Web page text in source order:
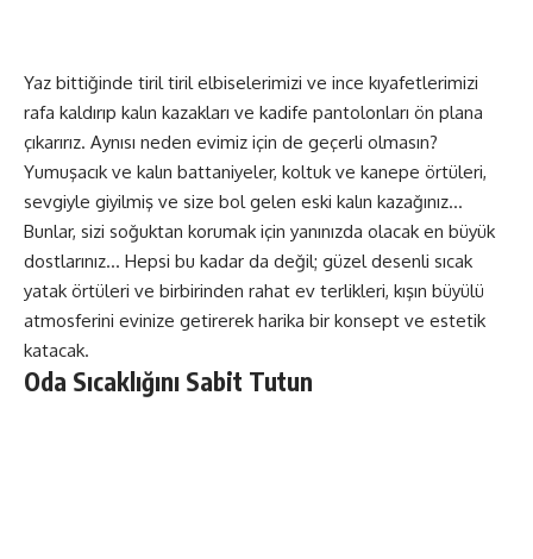
Yaz bittiğinde tiril tiril elbiselerimizi ve ince kıyafetlerimizi
rafa kaldırıp kalın kazakları ve kadife pantolonları ön plana
çıkarırız. Aynısı neden evimiz için de geçerli olmasın?
Yumuşacık ve kalın battaniyeler, koltuk ve kanepe örtüleri,
sevgiyle giyilmiş ve size bol gelen eski kalın kazağınız…
Bunlar, sizi soğuktan korumak için yanınızda olacak en büyük
dostlarınız… Hepsi bu kadar da değil; güzel desenli sıcak
yatak örtüleri ve birbirinden rahat ev terlikleri, kışın büyülü
atmosferini evinize getirerek harika bir konsept ve estetik
katacak.
Oda Sıcaklığını Sabit Tutun